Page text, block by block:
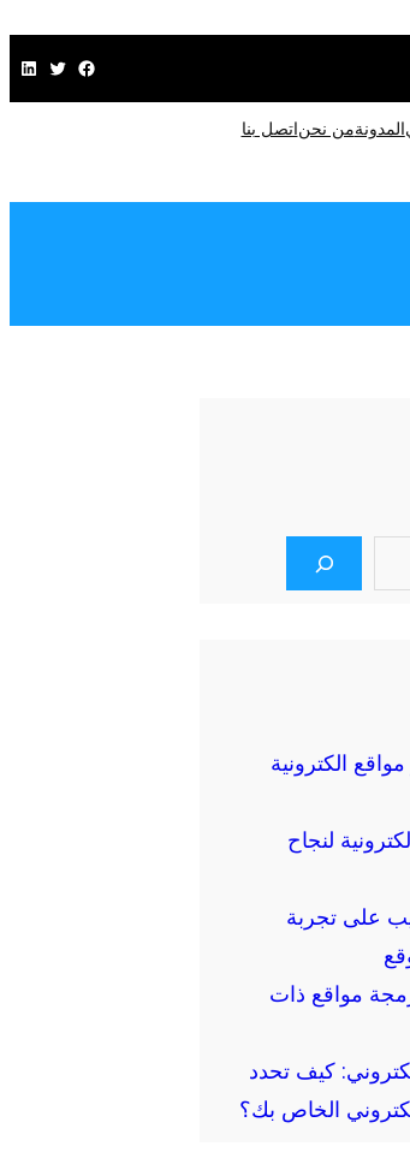
فيسبوك تويتر لينكد إن
المدونةمن نحناتصل بنا
الكترونية
لنجاح
على تجربة
مواقع ذات
كيف تحدد
الخاص بك؟